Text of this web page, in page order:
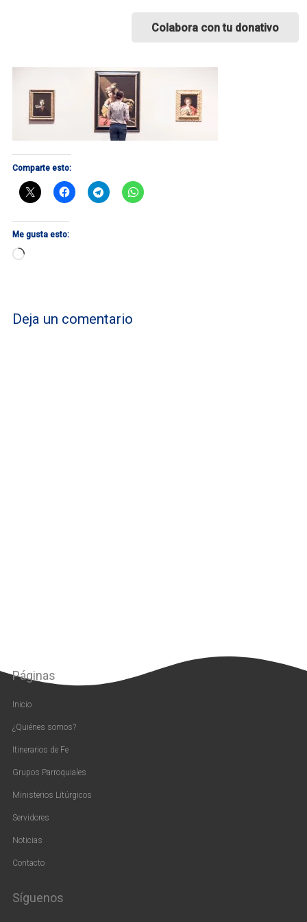
Colabora con tu donativo
Comparte esto:
Me gusta esto:
Cargando...
Deja un comentario
Páginas
Inicio
¿Quiénes somos?
Itinerarios de Fe
Grupos Parroquiales
Ministerios Litúrgicos
Servidores
Noticias
Contacto
Síguenos